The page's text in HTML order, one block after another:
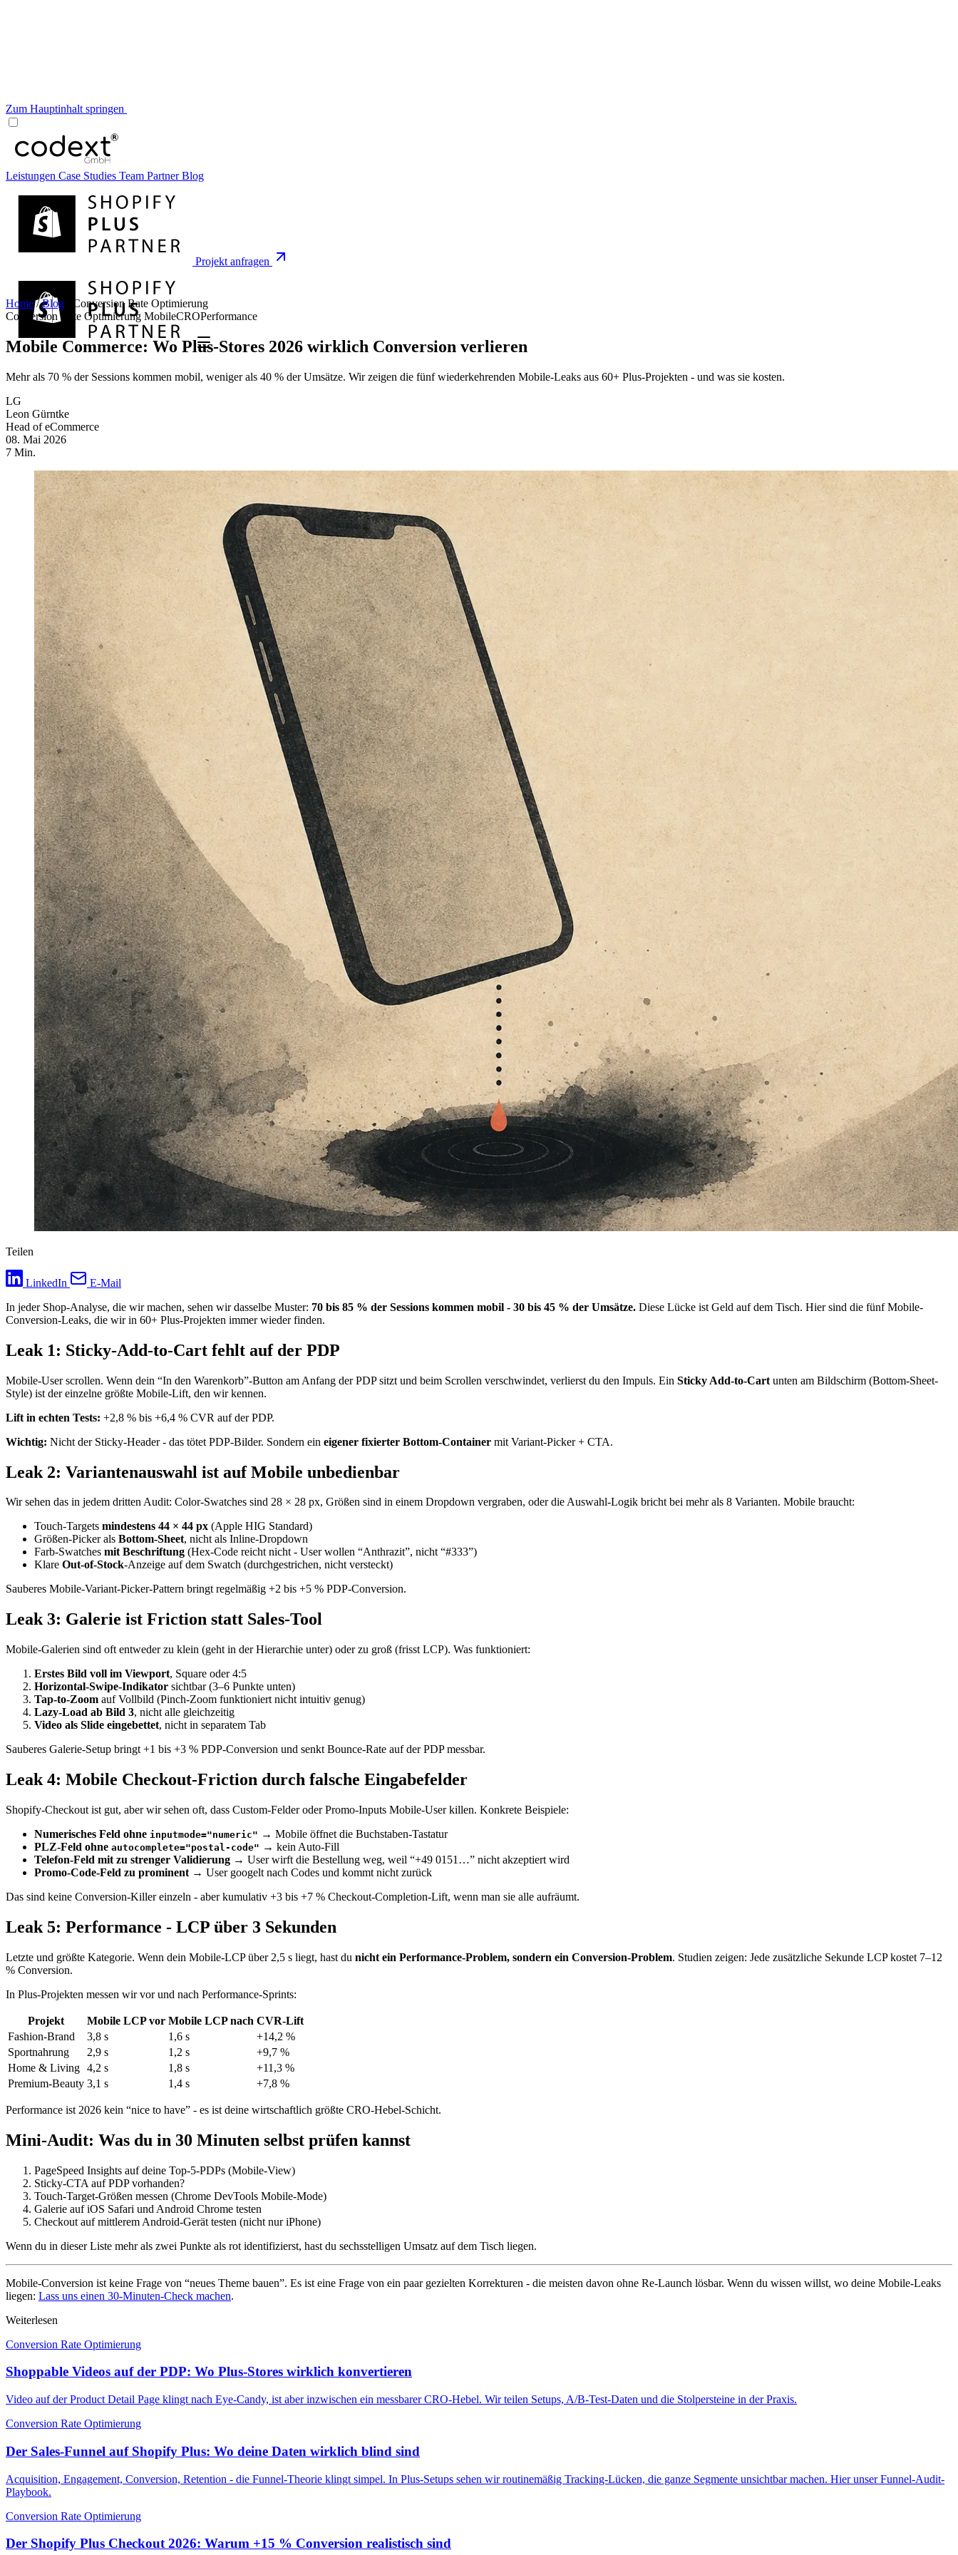
Zum Hauptinhalt springen
Leistungen Case Studies Team PartnerBlog
Projekt anfragen
Home / Blog
Conversion Rate Optimierung
Conversion Rate Optimierung MobileCROPerformance
Mobile Commerce: Wo Plus-Stores 2026 wirklich Conversion verlieren
Mehr als 70 % der Sessions kommen mobil, weniger als 40 % der Umsätze. Wir zeigen die fünf wiederkehrenden Mobile-Leaks aus 60+ Plus-Projekten - und was sie kosten.
LG
Leon Gürntke
Head of eCommerce
08. Mai 2026
7 Min.
Teilen
LinkedIn
E-Mail
In jeder Shop-Analyse, die wir machen, sehen wir dasselbe Muster: 70 bis 85 % der Sessions kommen mobil - 30 bis 45 % der Umsätze. Diese Lücke ist Geld auf dem Tisch. Hier sind die fünf Mobile-
Conversion-Leaks, die wir in 60+ Plus-Projekten immer wieder finden.
Leak 1: Sticky-Add-to-Cart fehlt auf der PDP
Mobile-User scrollen. Wenn dein “In den Warenkorb”-Button am Anfang der PDP sitzt und beim Scrollen verschwindet, verlierst du den Impuls. Ein Sticky Add-to-Cart unten am Bildschirm (Bottom-Sheet-
Style) ist der einzelne größte Mobile-Lift, den wir kennen.
Lift in echten Tests: +2,8 % bis +6,4 % CVR auf der PDP.
Wichtig: Nicht der Sticky-Header - das tötet PDP-Bilder. Sondern ein eigener fixierter Bottom-Container mit Variant-Picker + CTA.
Leak 2: Variantenauswahl ist auf Mobile unbedienbar
Wir sehen das in jedem dritten Audit: Color-Swatches sind 28 × 28 px, Größen sind in einem Dropdown vergraben, oder die Auswahl-Logik bricht bei mehr als 8 Varianten. Mobile braucht:
Touch-Targets mindestens 44 × 44 px (Apple HIG Standard)
Größen-Picker als Bottom-Sheet, nicht als Inline-Dropdown
Farb-Swatches mit Beschriftung (Hex-Code reicht nicht - User wollen “Anthrazit”, nicht “#333”)
Klare Out-of-Stock-Anzeige auf dem Swatch (durchgestrichen, nicht versteckt)
Sauberes Mobile-Variant-Picker-Pattern bringt regelmäßig +2 bis +5 % PDP-Conversion.
Leak 3: Galerie ist Friction statt Sales-Tool
Mobile-Galerien sind oft entweder zu klein (geht in der Hierarchie unter) oder zu groß (frisst LCP). Was funktioniert:
Erstes Bild voll im Viewport, Square oder 4:5
Horizontal-Swipe-Indikator sichtbar (3–6 Punkte unten)
Tap-to-Zoom auf Vollbild (Pinch-Zoom funktioniert nicht intuitiv genug)
Lazy-Load ab Bild 3, nicht alle gleichzeitig
Video als Slide eingebettet, nicht in separatem Tab
Sauberes Galerie-Setup bringt +1 bis +3 % PDP-Conversion und senkt Bounce-Rate auf der PDP messbar.
Leak 4: Mobile Checkout-Friction durch falsche Eingabefelder
Shopify-Checkout ist gut, aber wir sehen oft, dass Custom-Felder oder Promo-Inputs Mobile-User killen. Konkrete Beispiele:
Numerisches Feld ohne inputmode="numeric" → Mobile öffnet die Buchstaben-Tastatur
PLZ-Feld ohne autocomplete="postal-code" → kein Auto-Fill
Telefon-Feld mit zu strenger Validierung → User wirft die Bestellung weg, weil “+49 0151…” nicht akzeptiert wird
Promo-Code-Feld zu prominent → User googelt nach Codes und kommt nicht zurück
Das sind keine Conversion-Killer einzeln - aber kumulativ +3 bis +7 % Checkout-Completion-Lift, wenn man sie alle aufräumt.
Leak 5: Performance - LCP über 3 Sekunden
Letzte und größte Kategorie. Wenn dein Mobile-LCP über 2,5 s liegt, hast du nicht ein Performance-Problem, sondern ein Conversion-Problem. Studien zeigen: Jede zusätzliche Sekunde LCP kostet 7–12
% Conversion.
In Plus-Projekten messen wir vor und nach Performance-Sprints:
Projekt Mobile LCP vor Mobile LCP nach CVR-Lift
Fashion-Brand
3,8 s 1,6 s
+14,2 %
Sportnahrung
2,9 s 1,2 s
+9,7 %
Home & Living 4,2 s 1,8 s
+11,3 %
Premium-Beauty 3,1 s 1,4 s +7,8 %
Performance ist 2026 kein “nice to have” - es ist deine wirtschaftlich größte CRO-Hebel-Schicht.
Mini-Audit: Was du in 30 Minuten selbst prüfen kannst
PageSpeed Insights auf deine Top-5-PDPs (Mobile-View)
Sticky-CTA auf PDP vorhanden?
Touch-Target-Größen messen (Chrome DevTools Mobile-Mode)
Galerie auf iOS Safari und Android Chrome testen
Checkout auf mittlerem Android-Gerät testen (nicht nur iPhone)
Wenn du in dieser Liste mehr als zwei Punkte als rot identifizierst, hast du sechsstelligen Umsatz auf dem Tisch liegen.
Mobile-Conversion ist keine Frage von “neues Theme bauen”. Es ist eine Frage von ein paar gezielten Korrekturen - die meisten davon ohne Re-Launch lösbar. Wenn du wissen willst, wo deine Mobile-Leaks
liegen: Lass uns einen 30-Minuten-Check machen.
Weiterlesen
Conversion Rate Optimierung
Shoppable Videos auf der PDP: Wo Plus-Stores wirklich konvertieren
Video auf der Product Detail Page klingt nach Eye-Candy, ist aber inzwischen ein messbarer CRO-Hebel. Wir teilen Setups, A/B-Test-Daten und die Stolpersteine in der Praxis.
Conversion Rate Optimierung
Der Sales-Funnel auf Shopify Plus: Wo deine Daten wirklich blind sind
Acquisition, Engagement, Conversion, Retention - die Funnel-Theorie klingt simpel. In Plus-Setups sehen wir routinemäßig Tracking-Lücken, die ganze Segmente unsichtbar machen. Hier unser Funnel-Audit-
Playbook.
Conversion Rate Optimierung
Der Shopify Plus Checkout 2026: Warum +15 % Conversion realistisch sind